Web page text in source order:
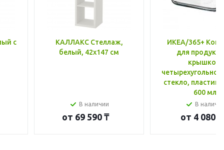
с
КАЛЛАКС Стеллаж,
белый, 42x147 см
В наличии
от 69 590 ₸
ИКЕА/365+
для
крышкой,
стекло, пластик
600 мл
В
от 4 080 ₸